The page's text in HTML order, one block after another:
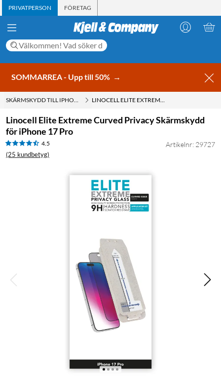
PRIVATPERSON FÖRETAG
SOMMARREA - Upp till 50% →
SKÄRMSKYDD TILL IPHONE 17 PRO LINOCELL ELITE EXTREME CURVED PRIVACY SKÄRMSKYDD FÖR IPHONE 17 PRO
Linocell Elite Extreme Curved Privacy Skärmskydd
för iPhone 17 Pro
4.5
(25 kundbetyg)
Artikelnr: 29727